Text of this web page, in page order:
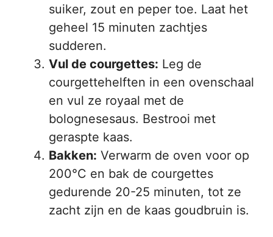
suiker, zout en peper toe. Laat het
geheel 15 minuten zachtjes
sudderen.
Vul de courgettes: Leg de
courgettehelften in een ovenschaal
en vul ze royaal met de
bolognesesaus. Bestrooi met
geraspte kaas.
Bakken: Verwarm de oven voor op
200°C en bak de courgettes
gedurende 20-25 minuten, tot ze
zacht zijn en de kaas goudbruin is.